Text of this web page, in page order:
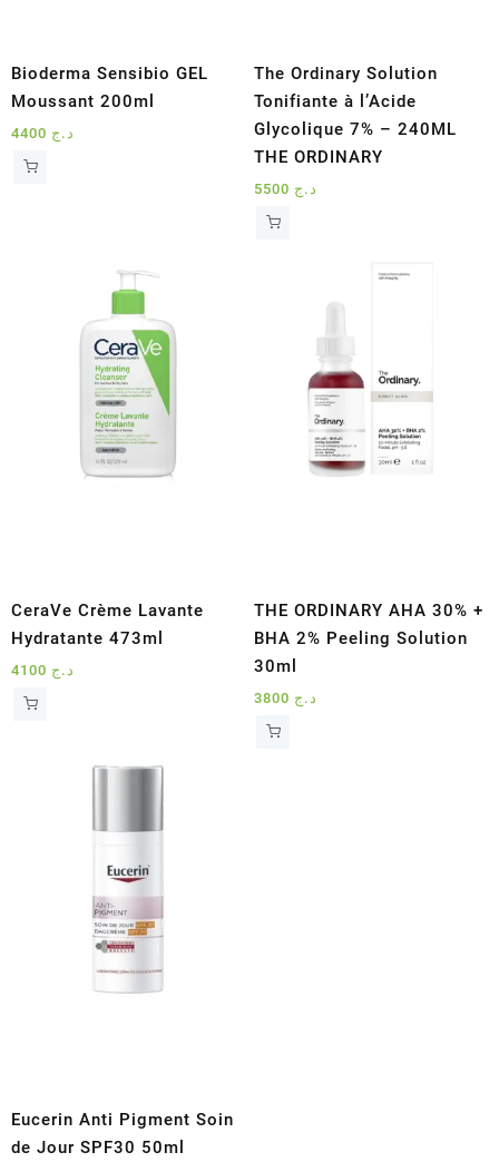
Bioderma Sensibio GEL
Moussant 200ml
د.ج
The Ordinary Solution
Tonifiante à l’Acide
Glycolique 7% – 240ML
THE ORDINARY
د.ج
CeraVe Crème Lavante
Hydratante 473ml
د.ج
THE ORDINARY AHA 30% +
BHA 2% Peeling Solution
30ml
د.ج
Eucerin Anti Pigment Soin
de Jour SPF30 50ml